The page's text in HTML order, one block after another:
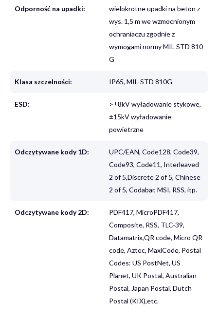
Odporność na upadki:
wielokrotne upadki na beton z
wys. 1,5 m we wzmocnionym
ochraniaczu zgodnie z
wymogami normy MIL STD 810
G
Klasa szczelności: IP65, MIL-STD 810G
ESD:
>±8kV wyładowanie stykowe,
±15kV wyładowanie
powietrzne
Odczytywane kody 1D:
UPC/EAN, Code128, Code39,
Code93, Code11, Interleaved
2 of 5,Discrete 2 of 5, Chinese
2 of 5, Codabar, MSI, RSS, itp.
Odczytywane kody 2D:
PDF417, MicroPDF417,
Composite, RSS, TLC-39,
Datamatrix,QR code, Micro QR
code, Aztec, MaxiCode, Postal
Codes: US PostNet, US
Planet, UK Postal, Australian
Postal, Japan Postal, Dutch
Postal (KIX),etc.